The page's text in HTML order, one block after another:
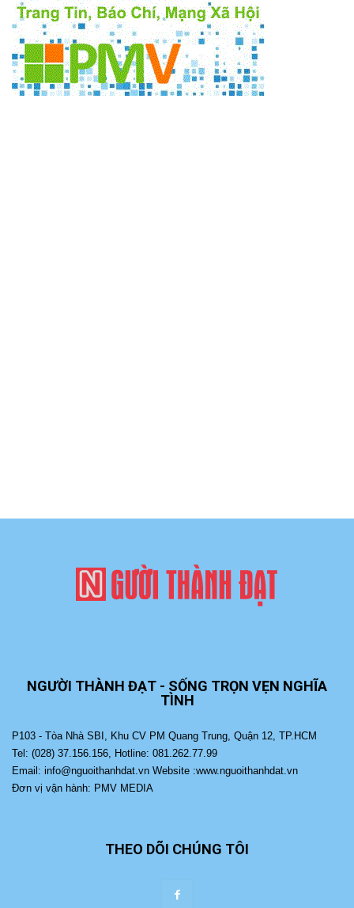
NGƯỜI THÀNH ĐẠT - SỐNG TRỌN VẸN NGHĨA
TÌNH
P103 - Tòa Nhà SBI, Khu CV PM Quang Trung, Quận 12, TP.HCM
Tel: (028) 37.156.156, Hotline: 081.262.77.99
Email: info@nguoithanhdat.vn Website :www.nguoithanhdat.vn
Đơn vị vận hành: PMV MEDIA
THEO DÕI CHÚNG TÔI